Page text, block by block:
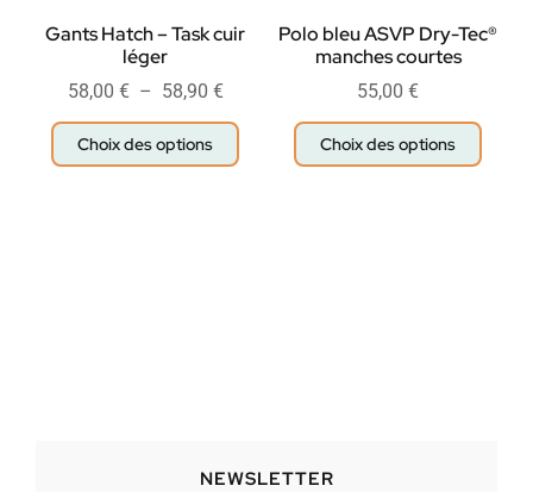
Gants Hatch – Task cuir
léger
58,00 € – 58,90 €
Choix des options
Polo bleu ASVP Dry-Tec®
manches courtes
55,00 €
Choix des options
NEWSLETTER